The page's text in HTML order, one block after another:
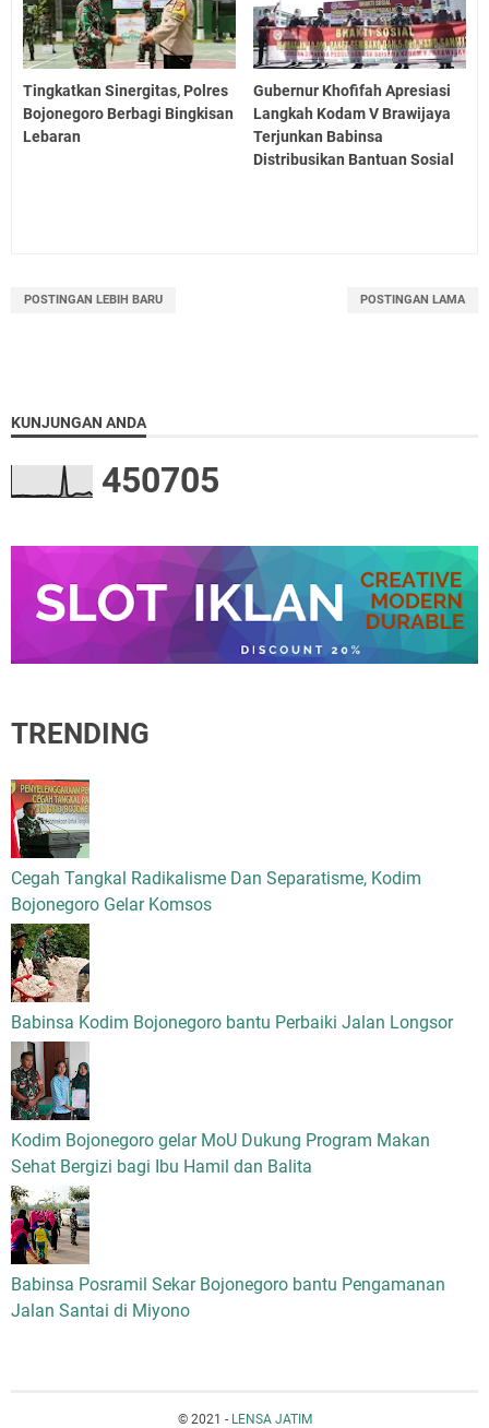
Tingkatkan Sinergitas, Polres
Bojonegoro Berbagi Bingkisan
Lebaran
Gubernur Khofifah Apresiasi
Langkah Kodam V Brawijaya
Terjunkan Babinsa
Distribusikan Bantuan Sosial
POSTINGAN LEBIH BARU POSTINGAN LAMA
KUNJUNGAN ANDA
450705
TRENDING
Cegah Tangkal Radikalisme Dan Separatisme, Kodim
Bojonegoro Gelar Komsos
Babinsa Kodim Bojonegoro bantu Perbaiki Jalan Longsor
Kodim Bojonegoro gelar MoU Dukung Program Makan
Sehat Bergizi bagi Ibu Hamil dan Balita
Babinsa Posramil Sekar Bojonegoro bantu Pengamanan
Jalan Santai di Miyono
© 2021 - LENSA JATIM